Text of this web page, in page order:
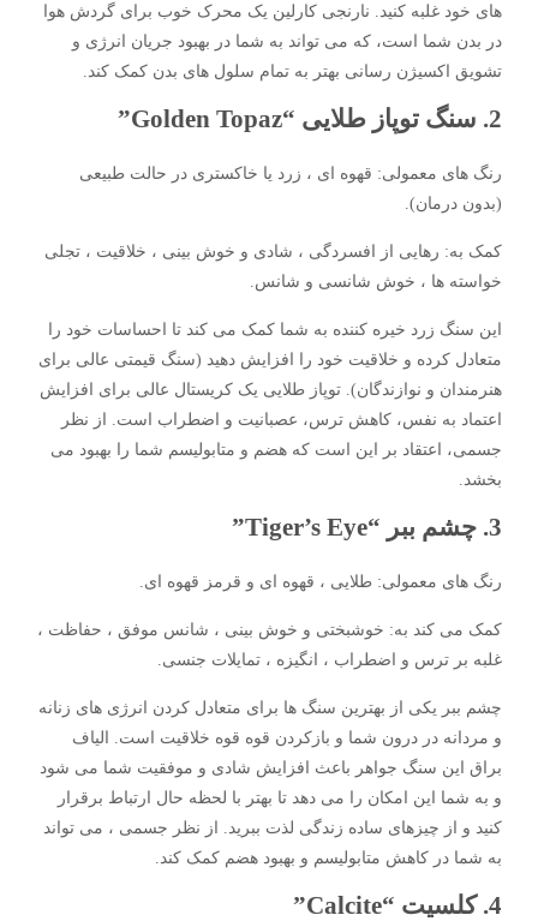
های خود غلبه کنید. نارنجی کارلین یک محرک خوب برای گردش هوا
در بدن شما است، که می تواند به شما در بهبود جریان انرژی و
تشویق اکسیژن رسانی بهتر به تمام سلول های بدن کمک کند.
2. سنگ توپاز طلایی “Golden Topaz”
رنگ های معمولی: قهوه ای ، زرد یا خاکستری در حالت طبیعی
(بدون درمان).
کمک به: رهایی از افسردگی ، شادی و خوش بینی ، خلاقیت ، تجلی
خواسته ها ، خوش شانسی و شانس.
این سنگ زرد خیره کننده به شما کمک می کند تا احساسات خود را
متعادل کرده و خلاقیت خود را افزایش دهید (سنگ قیمتی عالی برای
هنرمندان و نوازندگان). توپاز طلایی یک کریستال عالی برای افزایش
اعتماد به نفس، کاهش ترس، عصبانیت و اضطراب است. از نظر
جسمی، اعتقاد بر این است که هضم و متابولیسم شما را بهبود می
بخشد.
3. چشم ببر “Tiger’s Eye”
رنگ های معمولی: طلایی ، قهوه ای و قرمز قهوه ای.
کمک می کند به: خوشبختی و خوش بینی ، شانس موفق ، حفاظت ،
غلبه بر ترس و اضطراب ، انگیزه ، تمایلات جنسی.
چشم ببر یکی از بهترین سنگ ها برای متعادل کردن انرژی های زنانه
و مردانه در درون شما و بازکردن قوه قوه خلاقیت است. الیاف
براق این سنگ جواهر باعث افزایش شادی و موفقیت شما می شود
و به شما این امکان را می دهد تا بهتر با لحظه حال ارتباط برقرار
کنید و از چیزهای ساده زندگی لذت ببرید. از نظر جسمی ، می تواند
به شما در کاهش متابولیسم و ​​بهبود هضم کمک کند.
4. کلسیت “Calcite”